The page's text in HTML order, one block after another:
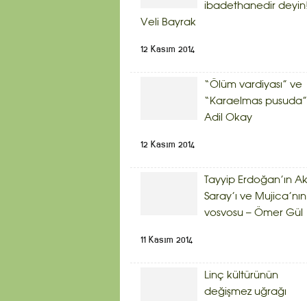
ibadethanedir
Veli Bayrak
12 Kasım 2014
“Ölüm vardiyası” ve
“Karaelmas
Adil Okay
12 Kasım 2014
Tayyip Erdoğan’ın Ak
Saray’ı ve Mujica’nın
vosvosu – Ömer Gül
11 Kasım 2014
Linç kültürünün
değişmez uğrağı